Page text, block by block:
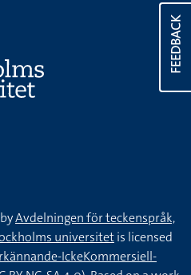
FEEDBACK
Avdelningen för teckenspråk,
universitetis licensed
IckeKommersiell-